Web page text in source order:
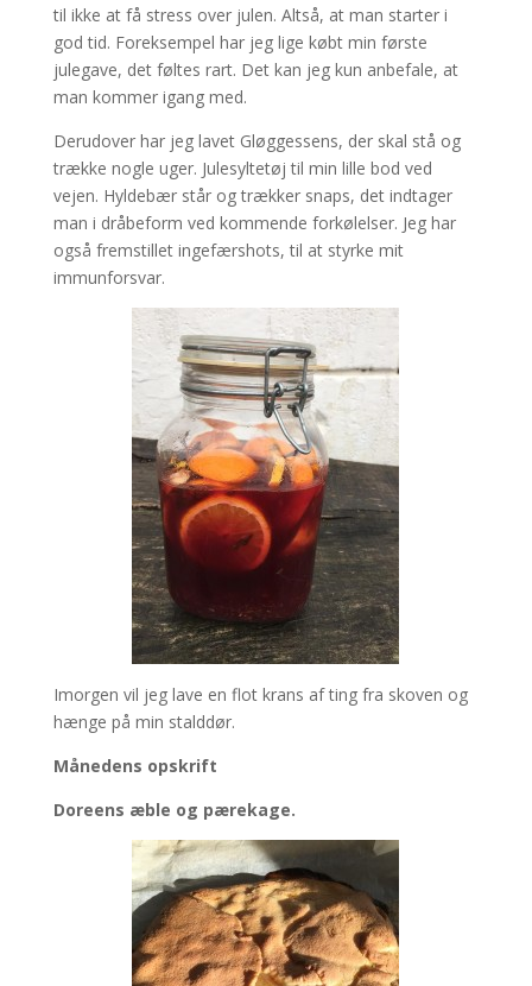
til ikke at få stress over julen. Altså, at man starter i
god tid. Foreksempel har jeg lige købt min første
julegave, det føltes rart. Det kan jeg kun anbefale, at
man kommer igang med.
Derudover har jeg lavet Gløggessens, der skal stå og
trække nogle uger. Julesyltetøj til min lille bod ved
vejen. Hyldebær står og trækker snaps, det indtager
man i dråbeform ved kommende forkølelser. Jeg har
også fremstillet ingefærshots, til at styrke mit
immunforsvar.
Imorgen vil jeg lave en flot krans af ting fra skoven og
hænge på min stalddør.
Månedens opskrift
Doreens æble og pærekage.